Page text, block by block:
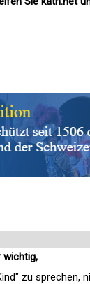
wichtig,
zu sprechen,